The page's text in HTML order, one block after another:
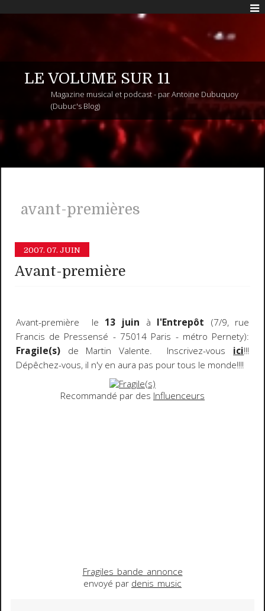
LE VOLUME SUR 11
Magazine musical et podcast - par Antoine Dubuquoy
(Dubuc's Blog)
avant-premières
2007. 07. JUIN
Avant-première
Avant-première le 13 juin à l'Entrepôt (7/9, rue
Francis de Pressensé - 75014 Paris - métro Pernety):
Fragile(s)de Martin Valente. Inscrivez-vous ici!!!
Dépêchez-vous, il n'y en aura pas pour tous le monde!!!!
Recommandé par des Influenceurs
Fragiles_bande_annonce
envoyé par denis_music